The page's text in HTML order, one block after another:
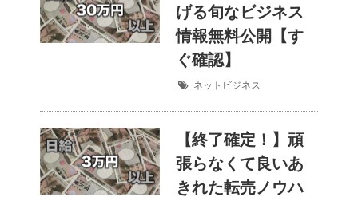
げる旬なビジネス
情報無料公開【す
ぐ確認】
ネットビジネス
【終了確定！】頑
張らなくて良いあ
きれた転売ノウハ